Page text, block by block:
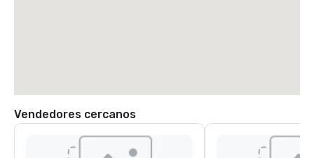
Vendedores cercanos